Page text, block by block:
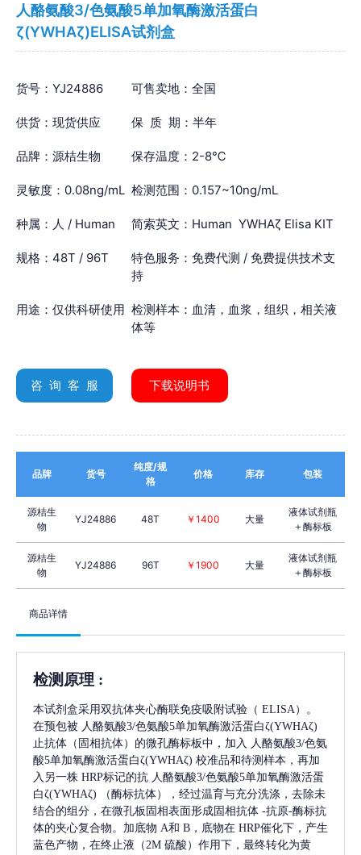
人酪氨酸3/色氨酸5单加氧酶激活蛋白
ζ(YWHAζ)ELISA试剂盒
货号：YJ24886 可售卖地：全国
供货：现货供应 保 质 期：半年
品牌：源桔生物 保存温度：2-8℃
灵敏度：0.08ng/mL 检测范围：0.157~10ng/mL
种属：人 / Human 简索英文：Human YWHAζ Elisa KIT
规格：48T / 96T
特色服务：免费代测 / 免费提供技术支
持
用途：仅供科研使用 检测样本：血清，血浆，组织，相关液
体等
咨 询 客 服 下载说明书
品牌 货号
纯度/规
格
价格 库存 包装
源桔生
物
YJ24886 48T ￥1400 大量
液体试剂瓶
＋酶标板
源桔生
物
YJ24886 96T ￥1900 大量
液体试剂瓶
＋酶标板
商品详情
检测原理 :
本试剂盒采用双抗体夹心酶联免疫吸附试验（ ELISA）。
在预包被 人酪氨酸3/色氨酸5单加氧酶激活蛋白ζ(YWHAζ)
止抗体（固相抗体）的微孔酶标板中，加入 人酪氨酸3/色氨
酸5单加氧酶激活蛋白ζ(YWHAζ) 校准品和待测样本，再加
入另一株 HRP标记的抗 人酪氨酸3/色氨酸5单加氧酶激活蛋
白ζ(YWHAζ)
（酶标抗体），经过温育与充分洗涤，去除未
结合的组分，在微孔板固相表面形成固相抗体 -抗原-酶标抗
体的夹心复合物。加底物 A和 B，底物在 HRP催化下，产生
蓝色产物，在终止液（2M 硫酸）作用下，最终转化为黄